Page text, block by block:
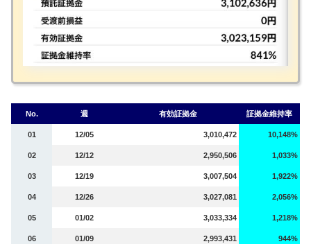
No. 週 有効証拠金 証拠金維持率
01 12/05 3,010,472 10,148%
02 12/12 2,950,506 1,033%
03 12/19 3,007,504 1,922%
04 12/26 3,027,081 2,056%
05 01/02 3,033,334 1,218%
06 01/09 2,993,431 944%